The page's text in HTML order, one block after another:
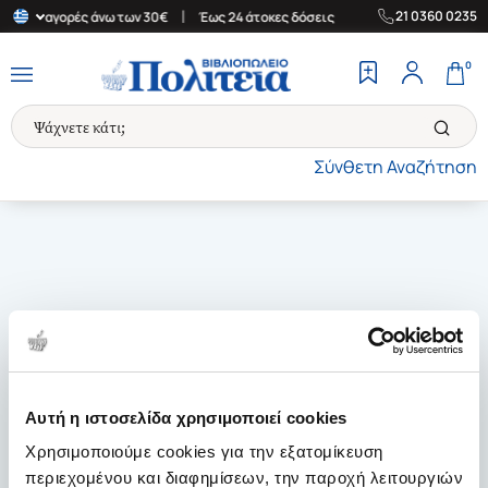
Αυτή η ιστοσελίδα χρησιμοποιεί cookies
Χρησιμοποιούμε cookies για την εξατομίκευση
περιεχομένου και διαφημίσεων, την παροχή λειτουργιών
για αγορές άνω των 30€ | Έως 24 άτοκες δόσεις | Δωρεάν
21 0360 0235
Σύνθετη Αναζήτηση
0